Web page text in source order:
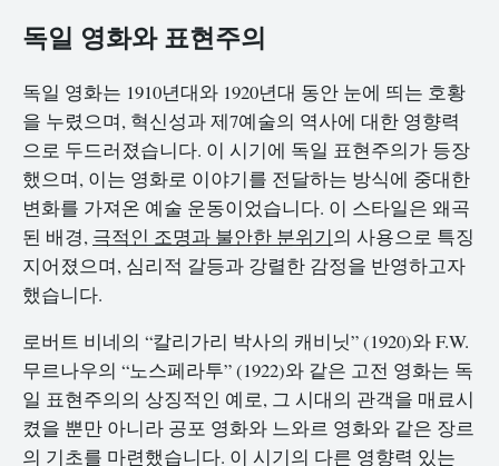
독일 영화와 표현주의
독일 영화는 1910년대와 1920년대 동안 눈에 띄는 호황
을 누렸으며, 혁신성과 제7예술의 역사에 대한 영향력
으로 두드러졌습니다. 이 시기에 독일 표현주의가 등장
했으며, 이는 영화로 이야기를 전달하는 방식에 중대한
변화를 가져온 예술 운동이었습니다. 이 스타일은 왜곡
된 배경, 극적인 조명과 불안한 분위기의 사용으로 특징
지어졌으며, 심리적 갈등과 강렬한 감정을 반영하고자
했습니다.
로버트 비네의 “칼리가리 박사의 캐비닛” (1920)와 F.W.
무르나우의 “노스페라투” (1922)와 같은 고전 영화는 독
일 표현주의의 상징적인 예로, 그 시대의 관객을 매료시
켰을 뿐만 아니라 공포 영화와 느와르 영화와 같은 장르
의 기초를 마련했습니다. 이 시기의 다른 영향력 있는